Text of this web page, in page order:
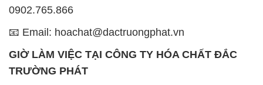
0902.765.866
📧 Email: hoachat@dactruongphat.vn
GIỜ LÀM VIỆC TẠI CÔNG TY HÓA CHẤT ĐẮC
TRƯỜNG PHÁT